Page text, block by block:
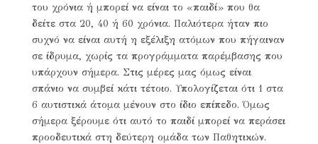
του χρόνια ή μπορεί να είναι το «παιδί» που θα
δείτε στα 20, 40 ή 60 χρόνια. Παλιότερα ήταν πιο
συχνό να είναι αυτή η εξέλιξη ατόμων που πήγαιναν
σε ίδρυμα, χωρίς τα προγράμματα παρέμβασης που
υπάρχουν σήμερα. Στις μέρες μας όμως είναι
σπάνιο να συμβεί κάτι τέτοιο. Υπολογίζεται ότι 1 στα
6 αυτιστικά άτομα μένουν στο ίδιο επίπεδο. Όμως
σήμερα ξέρουμε ότι αυτό το παιδί μπορεί να περάσει
προοδευτικά στη δεύτερη ομάδα των Παθητικών.